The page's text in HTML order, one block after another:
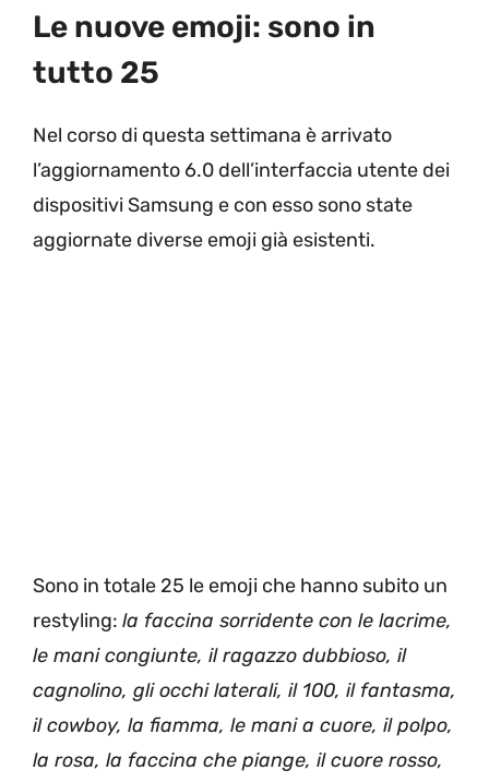
Le nuove emoji: sono in
tutto 25
Nel corso di questa settimana è arrivato
l’aggiornamento 6.0 dell’interfaccia utente dei
dispositivi Samsung e con esso sono state
aggiornate diverse emoji già esistenti.
Sono in totale 25 le emoji che hanno subito un
restyling: la faccina sorridente con le lacrime,
le mani congiunte, il ragazzo dubbioso, il
cagnolino, gli occhi laterali, il 100, il fantasma,
il cowboy, la fiamma, le mani a cuore, il polpo,
la rosa, la faccina che piange, il cuore rosso,